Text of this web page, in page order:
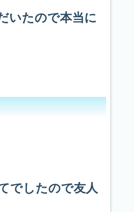
いたので本当に
でしたので友人